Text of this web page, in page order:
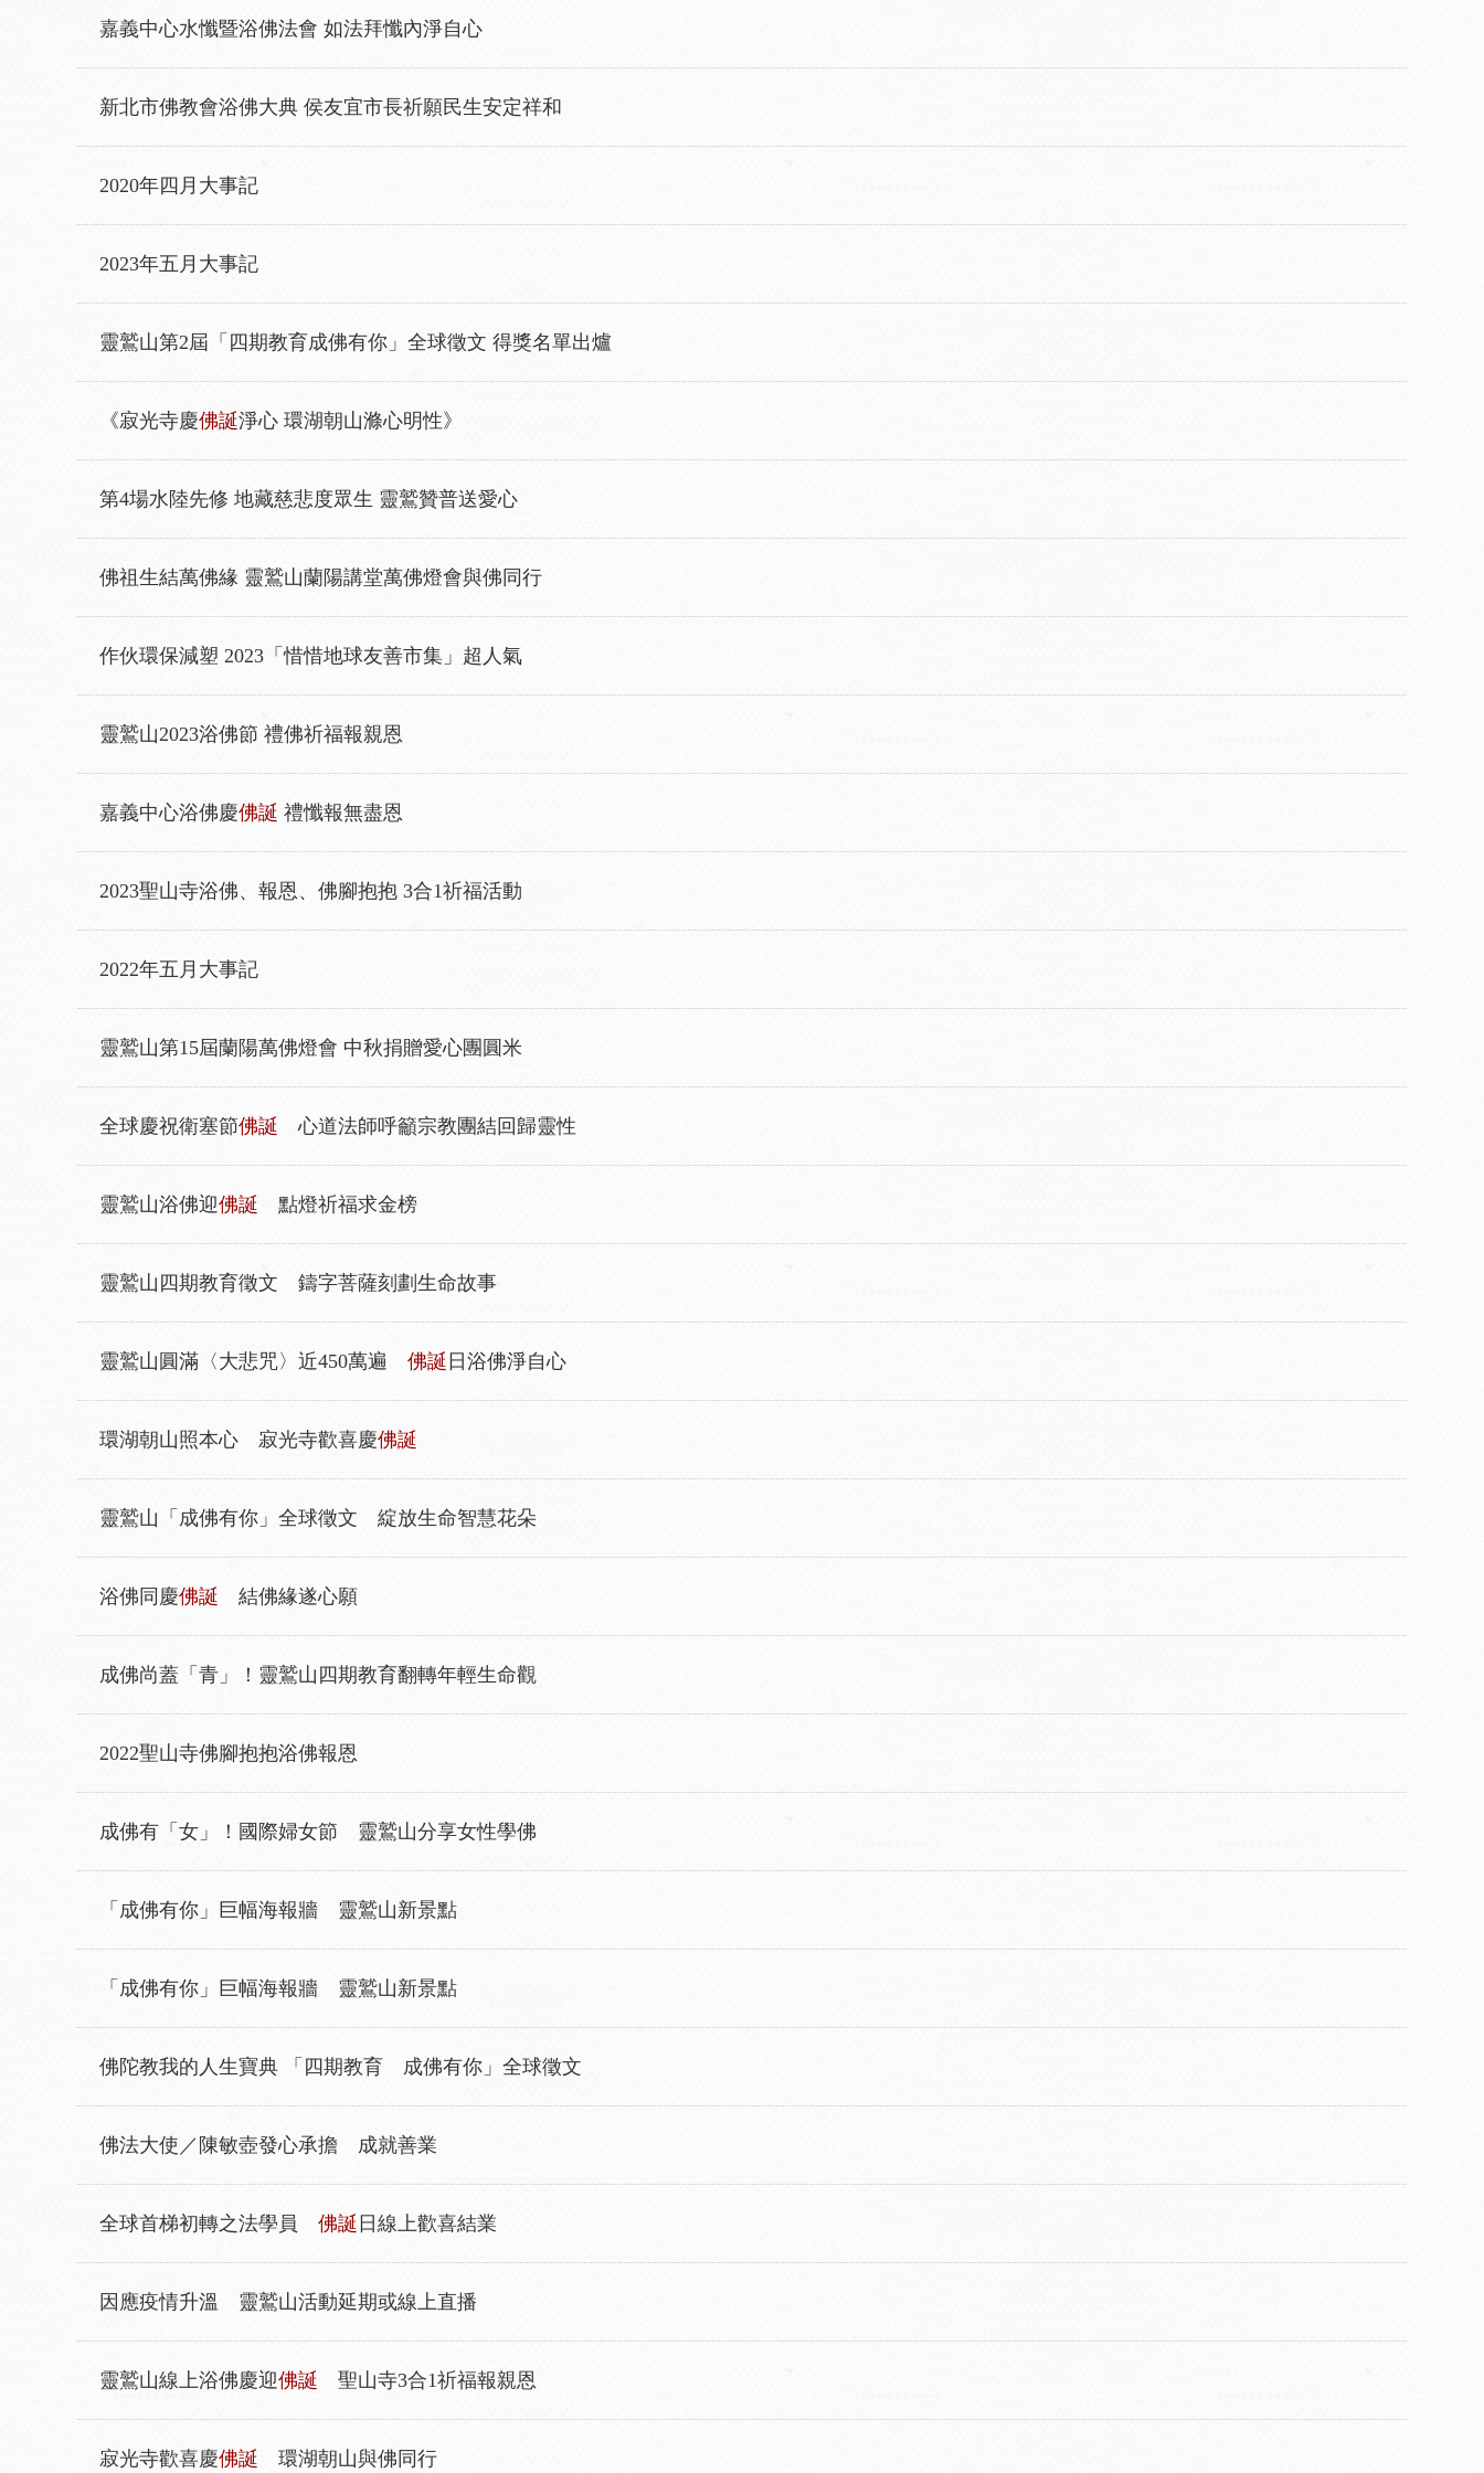
嘉義中心水懺暨浴佛法會 如法拜懺內淨自心
新北市佛教會浴佛大典 侯友宜市長祈願民生安定祥和
2020年四月大事記
2023年五月大事記
靈鷲山第2屆「四期教育成佛有你」全球徵文 得獎名單出爐
《寂光寺慶佛誕淨心 環湖朝山滌心明性》
第4場水陸先修 地藏慈悲度眾生 靈鷲贊普送愛心
佛祖生結萬佛緣 靈鷲山蘭陽講堂萬佛燈會與佛同行
作伙環保減塑 2023「惜惜地球友善市集」超人氣
靈鷲山2023浴佛節 禮佛祈福報親恩
嘉義中心浴佛慶佛誕 禮懺報無盡恩
2023聖山寺浴佛、報恩、佛腳抱抱 3合1祈福活動
2022年五月大事記
靈鷲山第15屆蘭陽萬佛燈會 中秋捐贈愛心團圓米
全球慶祝衛塞節佛誕 心道法師呼籲宗教團結回歸靈性
靈鷲山浴佛迎佛誕 點燈祈福求金榜
靈鷲山四期教育徵文 鑄字菩薩刻劃生命故事
靈鷲山圓滿〈大悲咒〉近450萬遍 佛誕 日浴佛淨自心
環湖朝山照本心 寂光寺歡喜慶佛誕
靈鷲山「成佛有你」全球徵文 綻放生命智慧花朵
浴佛同慶佛誕 結佛緣遂心願
成佛尚蓋「青」！靈鷲山四期教育翻轉年輕生命觀
2022聖山寺佛腳抱抱浴佛報恩
成佛有「女」！國際婦女節 靈鷲山分享女性學佛
「成佛有你」巨幅海報牆 靈鷲山新景點
「成佛有你」巨幅海報牆 靈鷲山新景點
佛陀教我的人生寶典 「四期教育 成佛有你」全球徵文
佛法大使／陳敏壺發心承擔 成就善業
全球首梯初轉之法學員 佛誕 日線上歡喜結業
因應疫情升溫 靈鷲山活動延期或線上直播
靈鷲山線上浴佛慶迎佛誕 聖山寺3合1祈福報親恩
寂光寺歡喜慶佛誕 環湖朝山與佛同行